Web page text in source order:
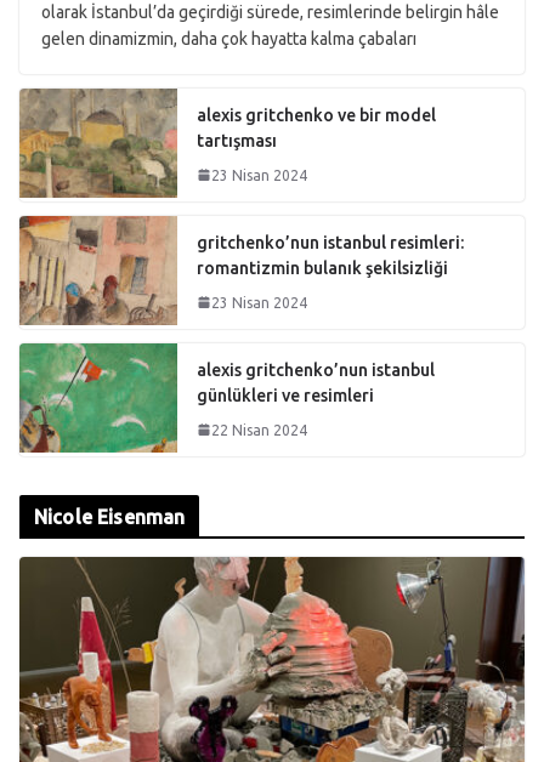
olarak İstanbul’da geçirdiği sürede, resimlerinde belirgin hâle
gelen dinamizmin, daha çok hayatta kalma çabaları
alexis gritchenko ve bir model
tartışması
23 Nisan 2024
gritchenko’nun istanbul resimleri:
romantizmin bulanık şekilsizliği
23 Nisan 2024
alexis gritchenko’nun istanbul
günlükleri ve resimleri
22 Nisan 2024
Nicole Eisenman